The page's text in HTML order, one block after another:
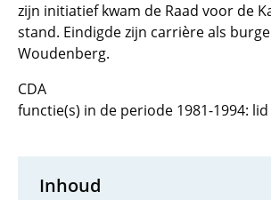
zijn initiatief kwam de Raad voor de
stand. Eindigde zijn carrière als
Woudenberg.
CDA
functie(s) in de periode 1981-1994:
Inhoud